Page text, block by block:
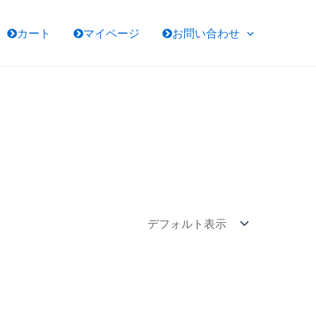
カート マイページ お問い合わせ